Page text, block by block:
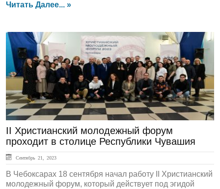
Читать Далее... »
ЛЕНТА НОВОСТЕЙ
II Христианский молодежный форум
проходит в столице Республики Чувашия
Сентябрь 21, 2023
В Чебоксарах 18 сентября начал работу II Христианский
молодежный форум, который действует под эгидой